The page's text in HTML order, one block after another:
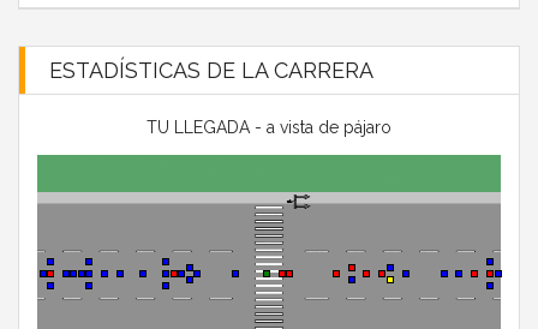
ESTADÍSTICAS DE LA CARRERA
TU LLEGADA - a vista de pájaro